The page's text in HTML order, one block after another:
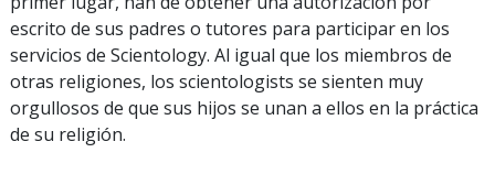
escrito de sus padres o tutores para participar en los
servicios de Scientology. Al igual que los miembros de
otras religiones, los scientologists se sienten muy
orgullosos de que sus hijos se unan a ellos en la práctica
de su religión.